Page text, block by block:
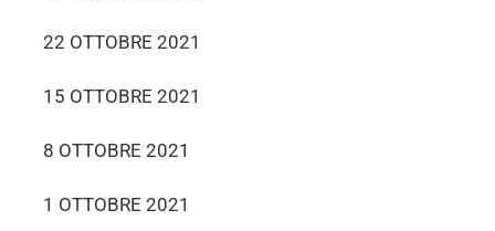
22 OTTOBRE 2021
15 OTTOBRE 2021
8 OTTOBRE 2021
1 OTTOBRE 2021